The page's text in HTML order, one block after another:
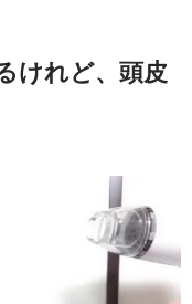
けれど、頭皮